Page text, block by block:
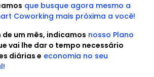
que busque agora mesmo a
Coworking mais próxima a você!
de um mês, indicamos nosso Plano
vai lhe dar o tempo necessário
diárias e economia no seu